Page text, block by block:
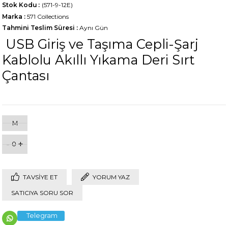
(571-9-12E)
Stok Kodu
Marka : 571 Collections
Tahmini Teslim Süresi : Aynı Gün
USB Giriş ve Taşıma Cepli-Şarj
Kablolu Akıllı Yıkama Deri Sırt
Çantası
M
- 0 +
TAVSIYE ET YORUM YAZ
SATICIYA SORU SOR
Telegram